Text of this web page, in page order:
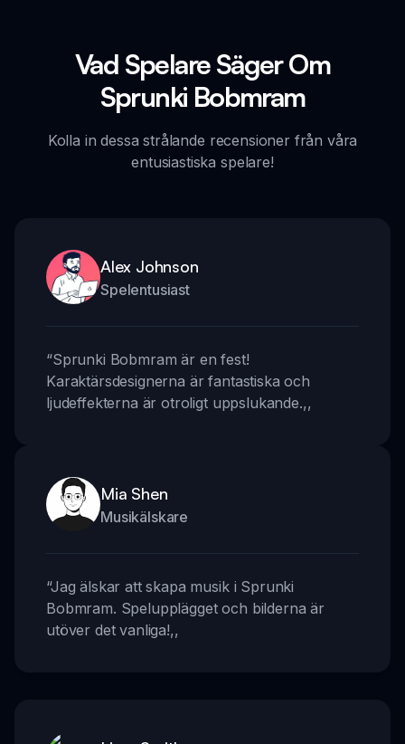
Vad Spelare Säger Om
Sprunki Bobmram
Kolla in dessa strålande recensioner från våra
entusiastiska spelare!
Alex Johnson
Spelentusiast
“Sprunki Bobmram är en fest!
Karaktärsdesignerna är fantastiska och
ljudeffekterna är otroligt uppslukande.,,
Mia Shen
Musikälskare
“Jag älskar att skapa musik i Sprunki
Bobmram. Spelupplägget och bilderna är
utöver det vanliga!,,